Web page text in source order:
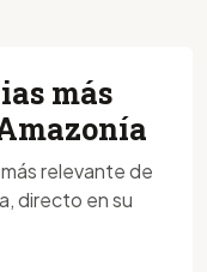
más
relevante de
directo en su